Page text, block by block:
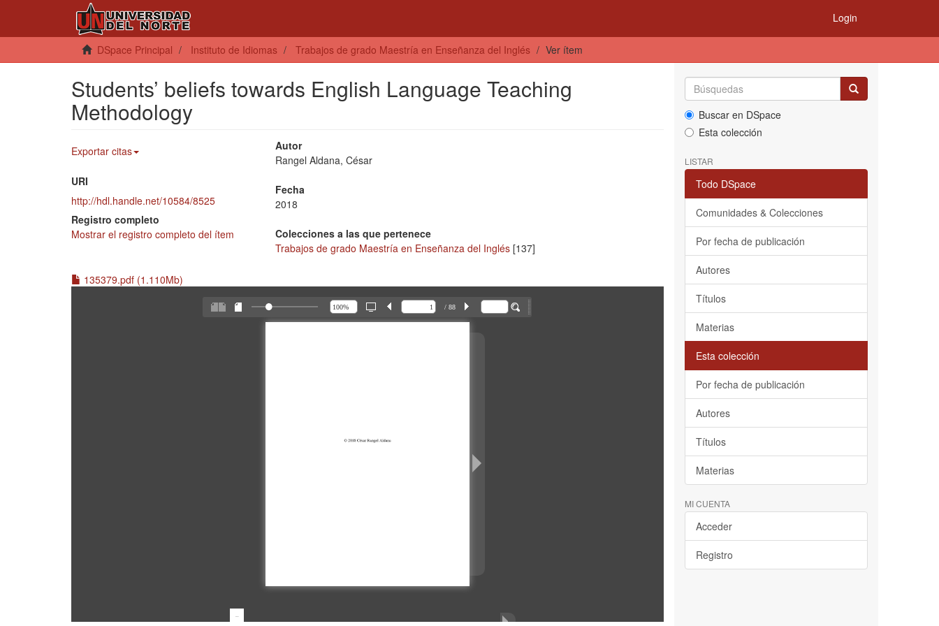
Login
DSpace Principal Instituto de Idiomas Trabajos de grado Maestría en Enseñanza del Inglés Ver ítem
Students’ beliefs towards English Language Teaching
Methodology
Exportar citas
URI
http://hdl.handle.net/10584/8525
Registro completo
Mostrar el registro completo del ítem
Autor
Rangel Aldana, César
Fecha
2018
Colecciones a las que pertenece
Trabajos de grado Maestría en Enseñanza del Inglés [137]
135379.pdf (1.110Mb)
/ 88
Buscar en DSpace
Esta colección
LISTAR
Todo DSpace
Comunidades & Colecciones
Por fecha de publicación
Autores
Títulos
Materias
Esta colección
Por fecha de publicación
Autores
Títulos
Materias
MI CUENTA
Acceder
Registro